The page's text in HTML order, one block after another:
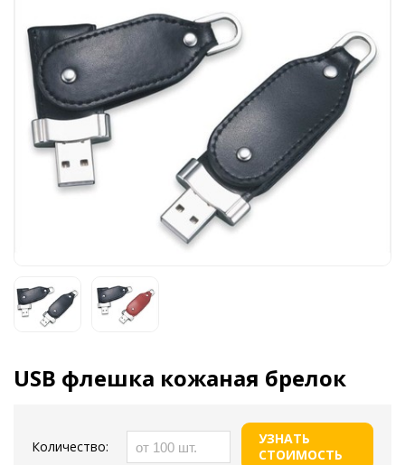
USB флешка кожаная брелок
Количество:
УЗНАТЬ
СТОИМОСТЬ